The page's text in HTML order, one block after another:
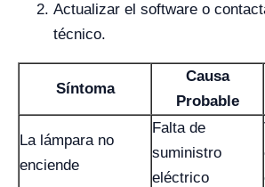
Actualizar el software o
técnico.
Síntoma
Causa
Probable
La lámpara no
enciende
Falta de
suministro
eléctrico